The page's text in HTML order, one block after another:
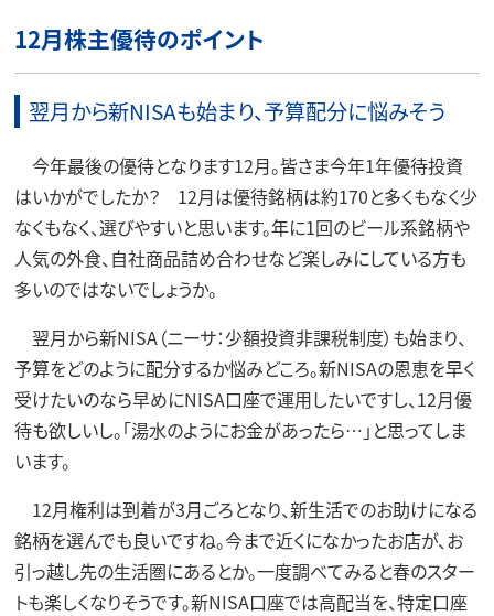
12月株主優待のポイント
翌月から新NISAも始まり、予算配分に悩みそう
今年最後の優待となります12月。皆さま今年1年優待投資
はいかがでしたか？ 12月は優待銘柄は約170と多くもなく少
なくもなく、選びやすいと思います。年に1回のビール系銘柄や
人気の外食、自社商品詰め合わせなど楽しみにしている方も
多いのではないでしょうか。
翌月から新NISA（ニーサ：少額投資非課税制度）も始まり、
予算をどのように配分するか悩みどころ。新NISAの恩恵を早く
受けたいのなら早めにNISA口座で運用したいですし、12月優
待も欲しいし。「湯水のようにお金があったら…」と思ってしま
います。
12月権利は到着が3月ごろとなり、新生活でのお助けになる
銘柄を選んでも良いですね。今まで近くになかったお店が、お
引っ越し先の生活圏にあるとか。一度調べてみると春のスター
トも楽しくなりそうです。新NISA口座では高配当を、特定口座